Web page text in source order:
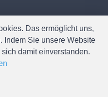
Das ermöglicht uns,
Indem Sie unsere Website
damit einverstanden.